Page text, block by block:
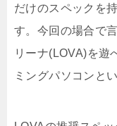
だけのスペックを
す。今回の場合で
リーナ(LOVA)を遊
ミングパソコンと